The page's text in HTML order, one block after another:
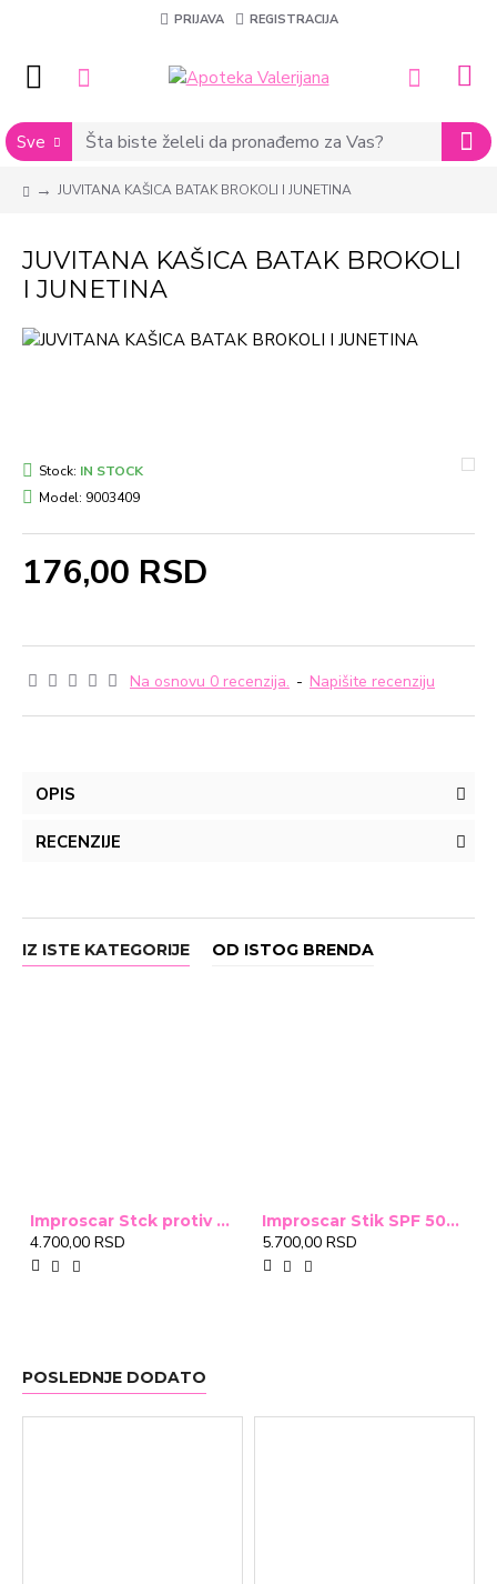
PRIJAVA REGISTRACIJA
Sve
JUVITANA KAŠICA BATAK BROKOLI I JUNETINA
JUVITANA KAŠICA BATAK BROKOLI
I JUNETINA
Na osnovu 0 recenzija. - Napišite recenziju
176,00 RSD
Stock: IN STOCK
Model: 9003409
OPIS
RECENZIJE
IZ ISTE KATEGORIJE OD ISTOG BRENDA
Improscar Stck protiv ožiljaka 4,6g
4.700,00 RSD
Improscar Stik SPF 50+ Conceal 6,9g (tonirani)
5.700,00 RSD
POSLEDNJE DODATO